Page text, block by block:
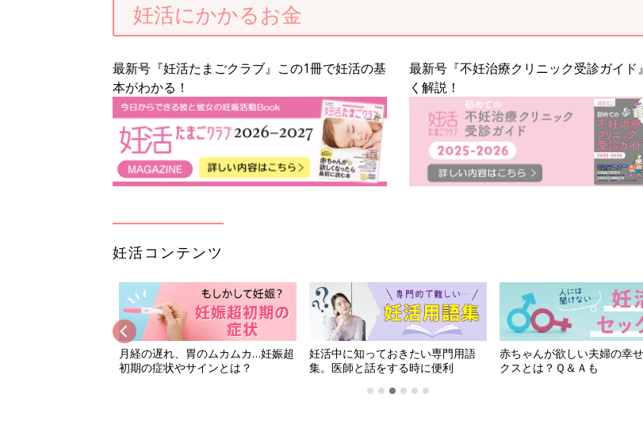
妊活にかかるお金
最新号『妊活たまごクラブ』この1冊で妊活の基
本がわかる！
最新号『不妊治療クリニック受診ガイド
く解説！
妊活コンテンツ
月経の遅れ、胃のムカムカ…妊娠超
初期の症状やサインとは？
妊活中に知っておきたい専門用語
集。医師と話をする時に便利
赤ちゃんが欲しい夫婦の幸
クスとは？Ｑ＆Ａも